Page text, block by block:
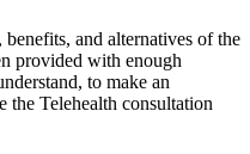
benefits, and alternatives of the
provided with enough
to make an
the Telehealth consultation